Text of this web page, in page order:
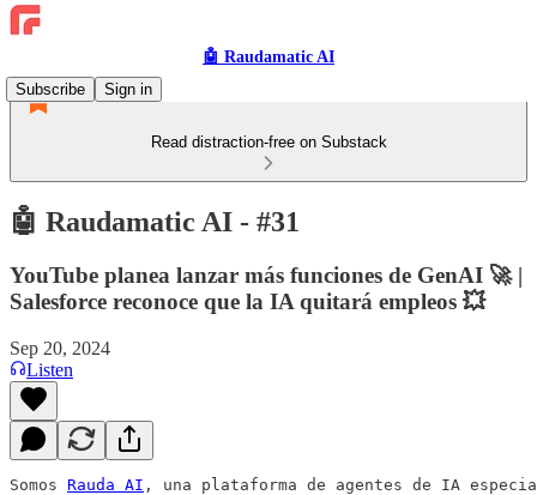
🤖 Raudamatic AI
Subscribe
Sign in
Read distraction-free on Substack
🤖 Raudamatic AI - #31
YouTube planea lanzar más funciones de GenAI 🚀 |
Salesforce reconoce que la IA quitará empleos 💥
Sep 20, 2024
Listen
Somos Rauda AI , una plataforma de agentes de IA